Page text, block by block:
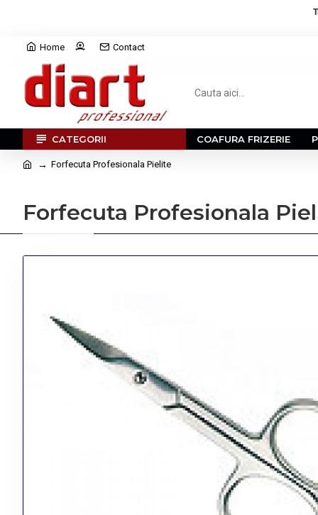
Home Contact
CATEGORII COAFURA FRIZERIE
Forfecuta Profesionala Pielite
Forfecuta Profesionala